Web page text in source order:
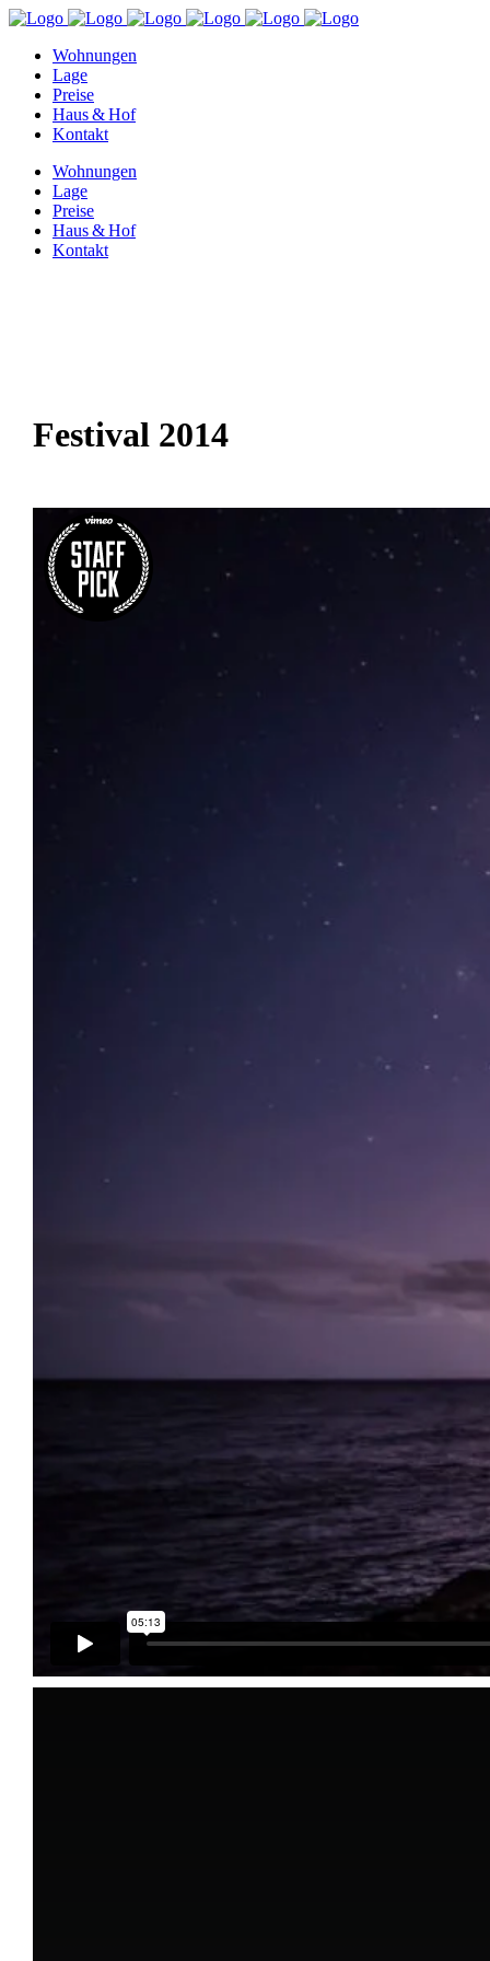
Wohnungen
Lage
Preise
Haus & Hof
Kontakt
Wohnungen
Lage
Preise
Haus & Hof
Kontakt
Festival 2014